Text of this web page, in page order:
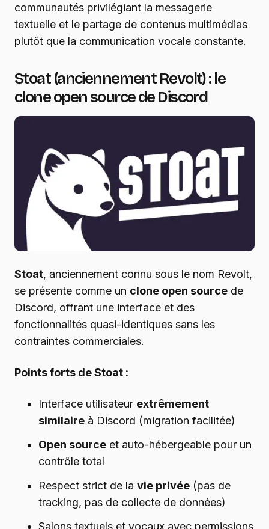
communautés privilégiant la messagerie
textuelle et le partage de contenus multimédias
plutôt que la communication vocale constante.
Stoat (anciennement Revolt) : le
clone open source de Discord
Stoat, anciennement connu sous le nom Revolt,
se présente comme un clone open source de
Discord, offrant une interface et des
fonctionnalités quasi-identiques sans les
contraintes commerciales.
Points forts de Stoat :
Interface utilisateur extrêmement
similaire à Discord (migration facilitée)
Open source et auto-hébergeable pour un
contrôle total
Respect strict de la vie privée (pas de
tracking, pas de collecte de données)